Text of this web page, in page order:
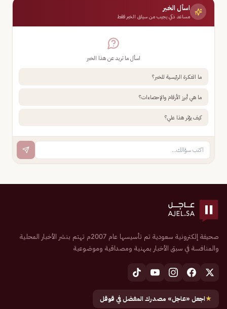
اسأل الخبر
مساعد ذكي يجيب من سياق الخبر فقط
اسأل ما تريد عن هذا الخبر
ما الفكرة الرئيسية للخبر؟
ما هي أبرز الأرقام والإحصاءات؟
كيف يؤثر هذا علي؟
صحيفة إلكترونية سعودية تم تأسيسها عام 2007م تهتم بنشر الأخبار المحلية
والمنافسة في سبق الأخبار بمهنية ومصداقية وموضوعية
★اجعل «عاجل» مصدرك المفضل في قوقل